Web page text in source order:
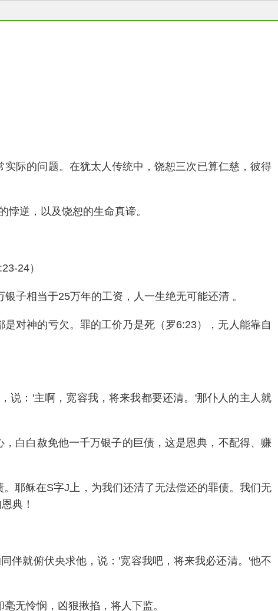
际的问题。在犹太人传统中，饶恕三次已算仁慈，彼得
逆，以及饶恕的生命真谛。
24）
子相当于25万年的工资，人一生绝无可能还清 。
对神的亏欠。罪的工价乃是死（罗6:23），无人能靠自
说：'主啊，宽容我，将来我都要还清。'那仆人的主人就
白白赦免他一千万银子的巨债，这是恩典，不配得、赚
耶稣在S字J上，为我们还清了无法偿还的罪债。我们无
典！
伴就俯伏央求他，说：'宽容我吧，将来我必还清。'他不
无怜悯，凶狠揪掐，将人下监。